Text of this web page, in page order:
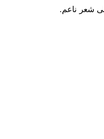
شعر ناعم.